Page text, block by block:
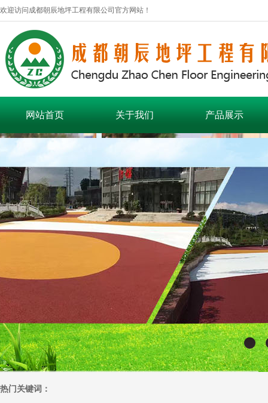
欢迎访问成都朝辰地坪工程有限公司官方网站！
网站首页 关于我们 产品展示
热门关键词：